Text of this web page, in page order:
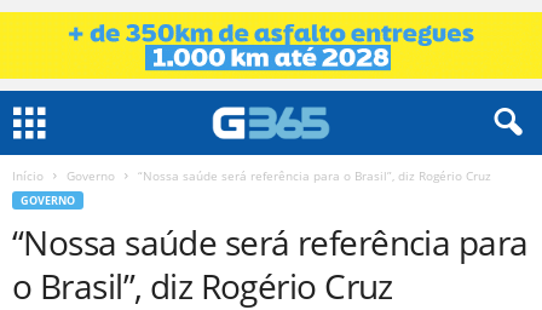
Início Governo “Nossa saúde será referência para o Brasil”, diz Rogério Cruz
GOVERNO
“Nossa saúde será referência para
o Brasil”, diz Rogério Cruz